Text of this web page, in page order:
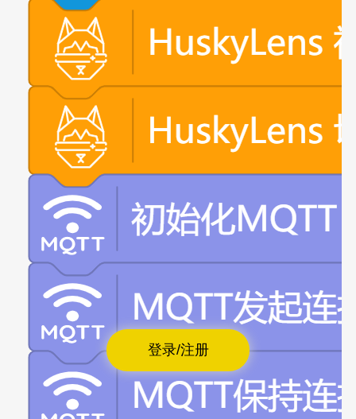
登录/注册